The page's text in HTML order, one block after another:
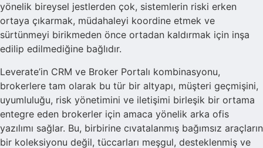
yönelik bireysel jestlerden çok, sistemlerin riski erken
ortaya çıkarmak, müdahaleyi koordine etmek ve
sürtünmeyi birikmeden önce ortadan kaldırmak için inşa
edilip edilmediğine bağlıdır.
Leverate’in CRM ve Broker Portalı kombinasyonu,
brokerlere tam olarak bu tür bir altyapı, müşteri geçmişini,
uyumluluğu, risk yönetimini ve iletişimi birleşik bir ortama
entegre eden brokerler için amaca yönelik arka ofis
yazılımı sağlar. Bu, birbirine cıvatalanmış bağımsız araçların
bir koleksiyonu değil, tüccarları meşgul, desteklenmiş ve